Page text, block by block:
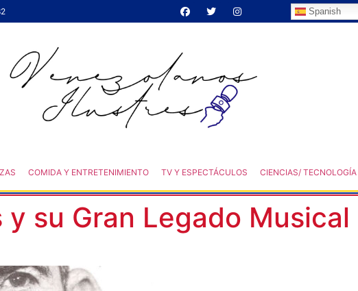
Spanish
COMIDA Y ENTRETENIMIENTO TV Y ESPECTÁCULOS CIENCIAS/ TECNOLOGÍA
su Gran Legado Musical